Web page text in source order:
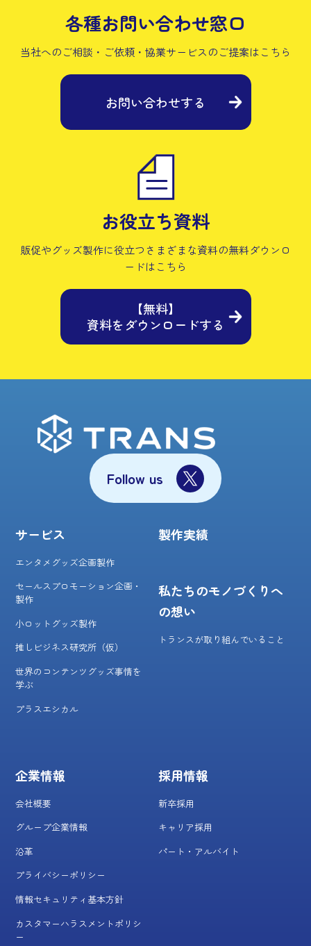
各種お問い合わせ窓口
当社へのご相談・ご依頼・協業サービスのご提案はこちら
お問い合わせする
お役立ち資料
販促やグッズ製作に役立つさまざまな資料の無料ダウンロ
ードはこちら
【無料】
資料をダウンロードする
Follow us
サービス
エンタメグッズ企画製作
セールスプロモーション企画・
製作
小ロットグッズ製作
推しビジネス研究所（仮）
世界のコンテンツグッズ事情を
学ぶ
プラスエシカル
製作実績
私たちのモノづくりへ
の想い
トランスが取り組んでいること
企業情報
会社概要
グループ企業情報
沿革
プライバシーポリシー
情報セキュリティ基本方針
カスタマーハラスメントポリシ
ー
採用情報
新卒採用
キャリア採用
パート・アルバイト